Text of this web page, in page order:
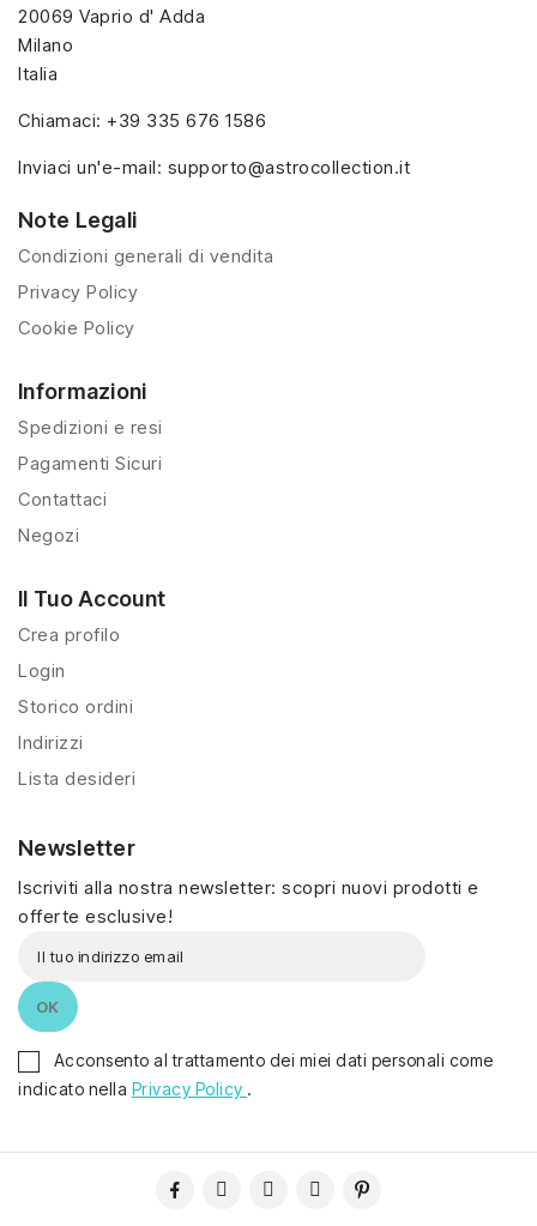
20069 Vaprio d' Adda
Milano
Italia
Chiamaci: +39 335 676 1586
Inviaci un'e-mail: supporto@astrocollection.it
Note Legali
Condizioni generali di vendita
Privacy Policy
Cookie Policy
Informazioni
Spedizioni e resi
Pagamenti Sicuri
Contattaci
Negozi
Il Tuo Account
Crea profilo
Login
Storico ordini
Indirizzi
Lista desideri
Newsletter
Iscriviti alla nostra newsletter: scopri nuovi prodotti e
offerte esclusive!
Acconsento al trattamento dei miei dati personali come
indicato nella Privacy Policy .